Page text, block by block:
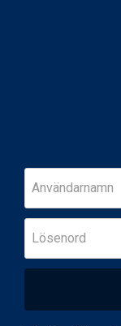
Användarnamn
Lösenord